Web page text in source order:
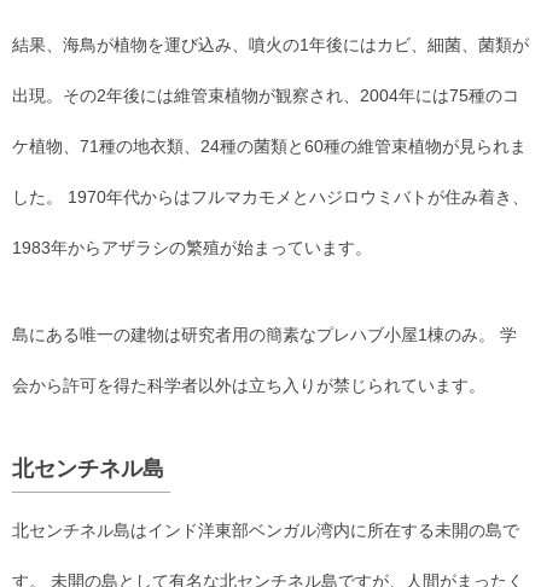
結果、海鳥が植物を運び込み、噴火の1年後にはカビ、細菌、菌類が
出現。その2年後には維管束植物が観察され、2004年には75種のコ
ケ植物、71種の地衣類、24種の菌類と60種の維管束植物が見られま
した。 1970年代からはフルマカモメとハジロウミバトが住み着き、
1983年からアザラシの繁殖が始まっています。
島にある唯一の建物は研究者用の簡素なプレハブ小屋1棟のみ。 学
会から許可を得た科学者以外は立ち入りが禁じられています。
北センチネル島
北センチネル島はインド洋東部ベンガル湾内に所在する未開の島で
す。 未開の島として有名な北センチネル島ですが、人間がまったく